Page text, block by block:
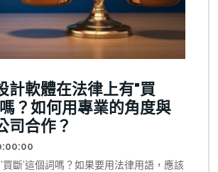
計軟體在法律上有"買
？如何用專業的角度與
司合作？
斷'這個詞嗎？如果要用法律用語，應該